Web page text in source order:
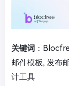
关键词 ：
邮件模板, 发布
计工具